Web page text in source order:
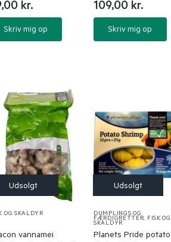
kr.
Skriv mig op
109,00 kr.
Skriv mig op
OG SKALDYR
vannamei
DUMPLINGS OG
FÆRDIGRETTER, FISK OG
SKALDYR
Planets Pride potato